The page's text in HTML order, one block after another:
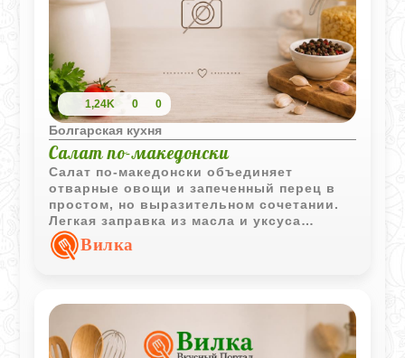
1,24K 0 0
Болгарская кухня
Салат по-македонски
Салат по-македонски объединяет
отварные овощи и запеченный перец в
простом, но выразительном сочетании.
Легкая заправка из масла и уксуса
подчеркивает натуральный вкус
ингредиентов и делает блюдо особенно
Вилка